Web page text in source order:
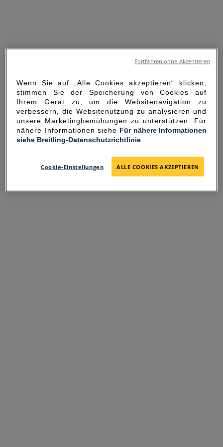
SORRY FOR THE
INCONVENIENCE
Wenn Sie auf „Alle Cookies akzeptieren“ klicken,
stimmen Sie der Speicherung von Cookies auf
Ihrem Gerät zu, um die Websitenavigation zu
verbessern, die Websitenutzung zu analysieren und
unsere Marketingbemühungen zu unterstützen. Für
nähere Informationen siehe Für nähere Informationen
siehe Breitling-Datenschutzrichtlinie
Cookie-Einstellungen ALLE COOKIES AKZEPTIEREN
Fortfahren ohne Akzeptieren